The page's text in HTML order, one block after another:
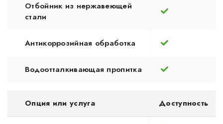
Отбойник из нержавеющей
стали
Антикоррозийная обработка
Водоотталкивающая пропитка
Опция или услуга Доступность